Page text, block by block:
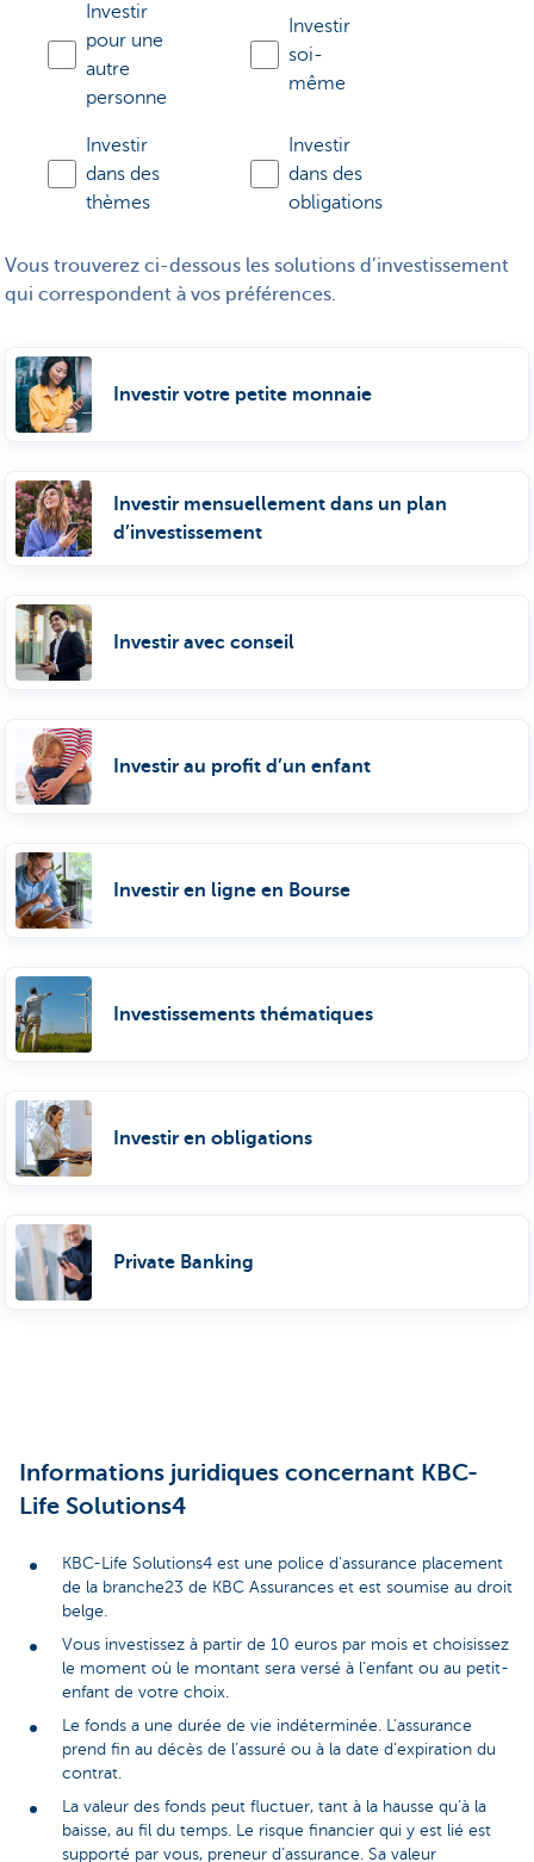
Investir
pour une
autre
personne
Investir
soi-
même
Investir
dans des
thèmes
Investir
dans des
obligations
Vous trouverez ci-dessous les solutions d’investissement
qui correspondent à vos préférences.
Investir votre petite monnaie
Investir mensuellement dans un plan
d’investissement
Investir avec conseil
Investir au profit d’un enfant
Investir en ligne en Bourse
Investissements thématiques
Investir en obligations
Private Banking
Informations juridiques concernant KBC-
Life Solutions4
KBC-Life Solutions4 est une police d'assurance placement
de la branche23 de KBC Assurances et est soumise au droit
belge.
Vous investissez à partir de 10 euros par mois et choisissez
le moment où le montant sera versé à l'enfant ou au petit-
enfant de votre choix.
Le fonds a une durée de vie indéterminée. L’assurance
prend fin au décès de l’assuré ou à la date d’expiration du
contrat.
La valeur des fonds peut fluctuer, tant à la hausse qu’à la
baisse, au fil du temps. Le risque financier qui y est lié est
supporté par vous, preneur d’assurance. Sa valeur